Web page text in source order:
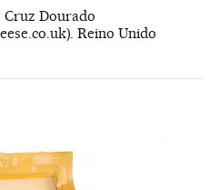
Cruz Dourado
Reino Unido